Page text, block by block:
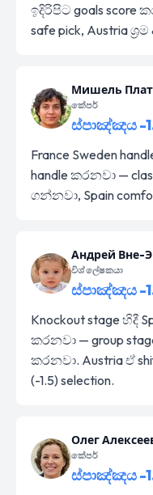
ඉදිරිපිට goals score
safe pick, Austria
Мишель
කේපර්
ස්පාඤ්ඤය -
France Sweden
handle කරනවා —
ගන්නවා, Spain
Андрей Вне-
විශ්ලේෂකයා
ස්පාඤ්ඤය -
Knockout stage හිදී
කරනවා — group
කරනවා. Austria ඒ
(-1.5) selection.
Олег
කේපර්
ස්පාඤ්ඤය -